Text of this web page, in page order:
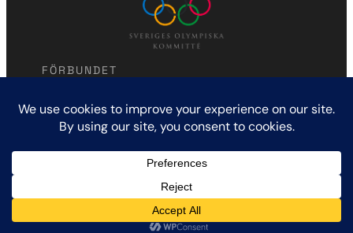
FÖRBUNDET
Modern femkamp
Humlegårdsgatan 7
marlena.jawaid@gmail.com